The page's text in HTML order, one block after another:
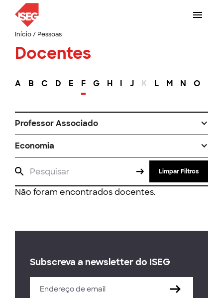
Início/ Pessoas
Docentes
A B C D E F G H I J K L M N O
Professor Associado
Economia
Limpar Filtros
Não foram encontrados docentes.
Subscreva a newsletter do ISEG